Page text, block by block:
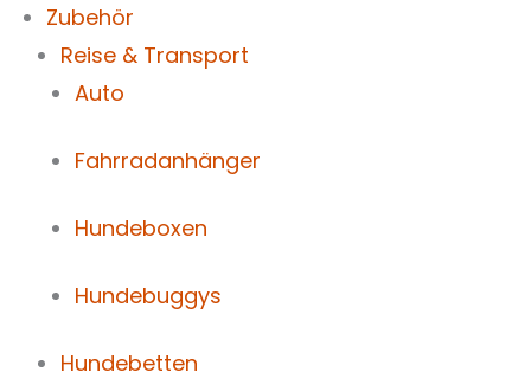
Zubehör
Reise & Transport
Auto
Fahrradanhänger
Hundeboxen
Hundebuggys
Hundebetten